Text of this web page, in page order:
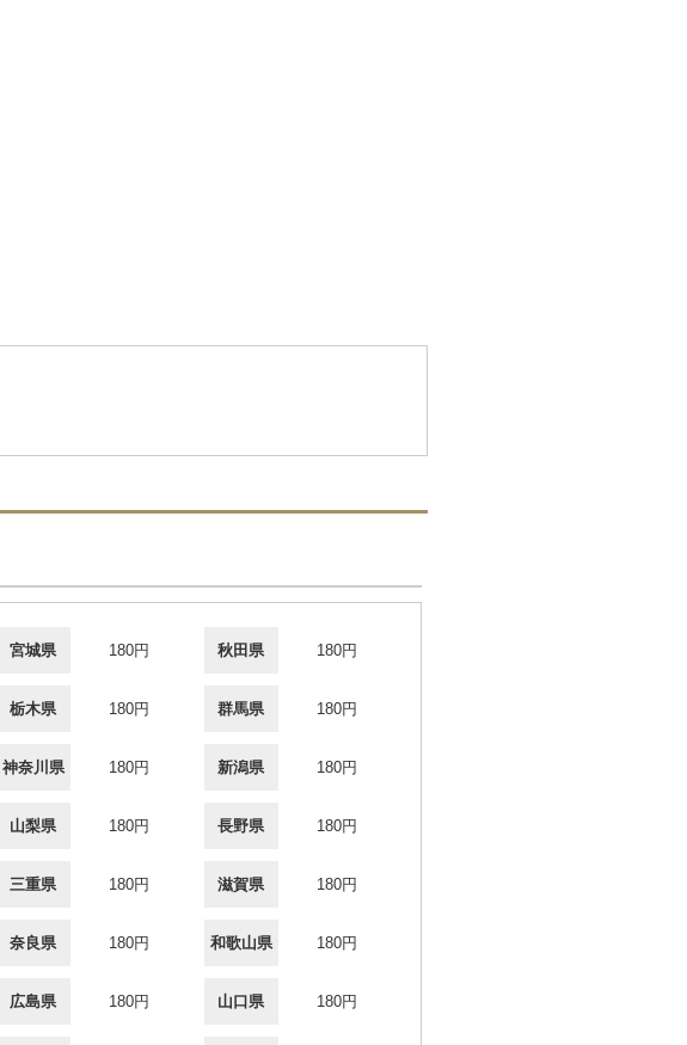
宮城県 180円 秋田県 180円
栃木県 180円 群馬県 180円
神奈川県 180円 新潟県 180円
山梨県 180円 長野県 180円
三重県 180円 滋賀県 180円
奈良県 180円 和歌山県 180円
広島県 180円 山口県 180円